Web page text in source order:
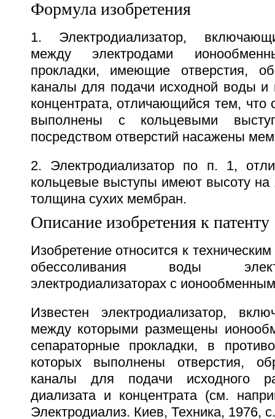
Формула изобретения
1. Электродиализатор,
между электродами
прокладки, имеющие отверстия,
каналы для подачи исходной воды и
концентрата, отличающийся тем, что
выполнены с кольцевыми
посредством отверстий насажены
2. Электродиализатор по п. 1,
кольцевые выступы имеют высоту
толщина сухих мембран.
Описание изобретения к патенту
Изобретение относится к
обессоливания воды
электродиализаторах с
Известен электродиализатор,
между которыми размещены
сепараторные прокладки, в
которых выполнены отверстия,
каналы для подачи исходного
диализата и концентрата (см.
Электродиализ. Киев, Техника, 1976,